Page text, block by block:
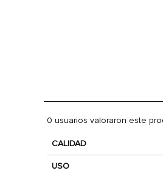
0 usuarios valoraron este
CALIDAD
USO